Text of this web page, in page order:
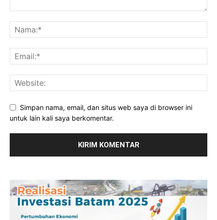
Simpan nama, email, dan situs web saya di browser ini
untuk lain kali saya berkomentar.